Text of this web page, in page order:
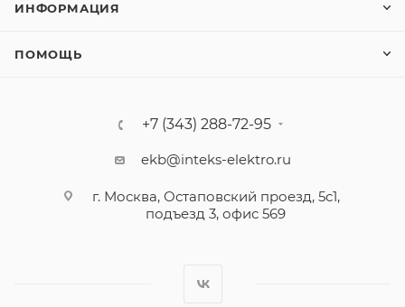
ИНФОРМАЦИЯ
ПОМОЩЬ
+7 (343) 288-72-95
ekb@inteks-elektro.ru
г. Москва, Остаповский проезд, 5с1,
подъезд 3, офис 569